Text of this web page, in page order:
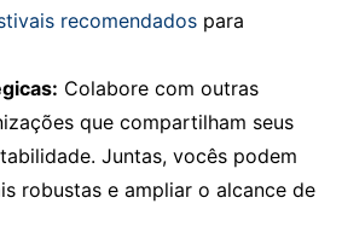
recomendados para
Colabore com outras
que compartilham seus
Juntas, vocês podem
robustas e ampliar o alcance de